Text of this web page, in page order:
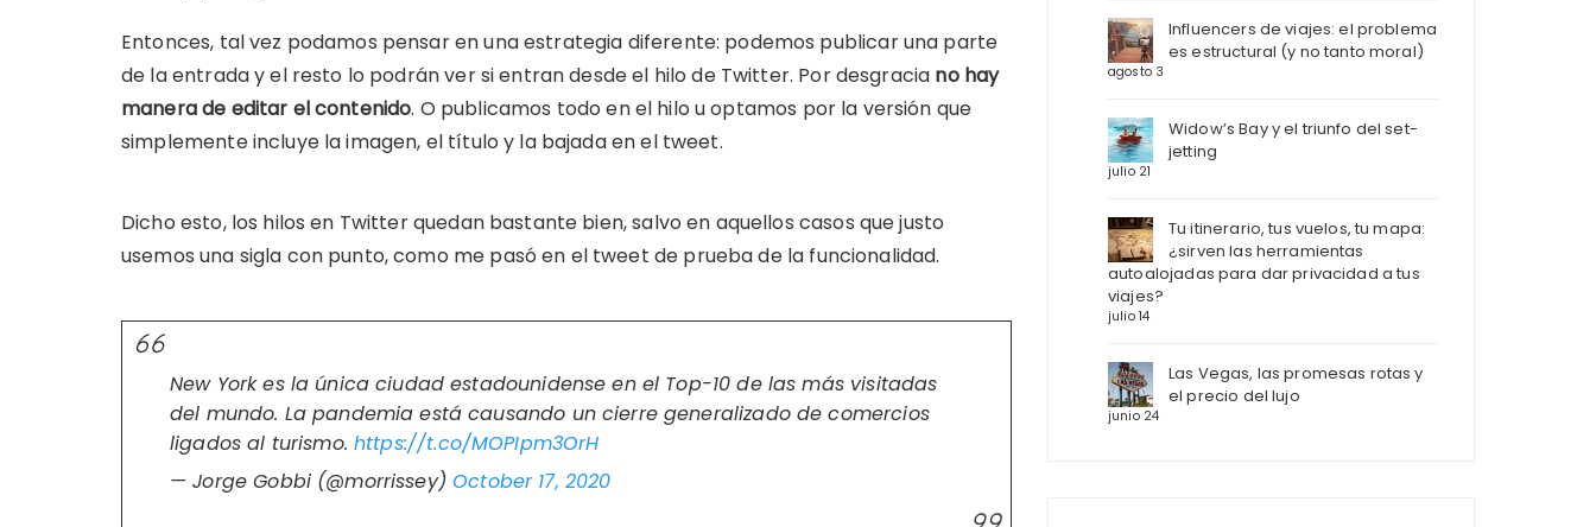
Entonces, tal vez podamos pensar en una estrategia diferente: podemos publicar una parte
de la entrada y el resto lo podrán ver si entran desde el hilo de Twitter. Por desgracia no hay
manera de editar el contenido. O publicamos todo en el hilo u optamos por la versión que
simplemente incluye la imagen, el título y la bajada en el tweet.
Dicho esto, los hilos en Twitter quedan bastante bien, salvo en aquellos casos que justo
usemos una sigla con punto, como me pasó en el tweet de prueba de la funcionalidad.
New York es la única ciudad estadounidense en el Top-10 de las más visitadas
del mundo. La pandemia está causando un cierre generalizado de comercios
ligados al turismo. https://t.co/MOPIpm3OrH
— Jorge Gobbi (@morrissey)October 17, 2020
Influencers de viajes: el problema
es estructural (y no tanto moral)
agosto 3
Widow’s Bay y el triunfo del set-
jetting
julio 21
Tu itinerario, tus vuelos, tu mapa:
¿sirven las herramientas
autoalojadas para dar privacidad a tus
viajes?
julio 14
Las Vegas, las promesas rotas y
el precio del lujo
junio 24